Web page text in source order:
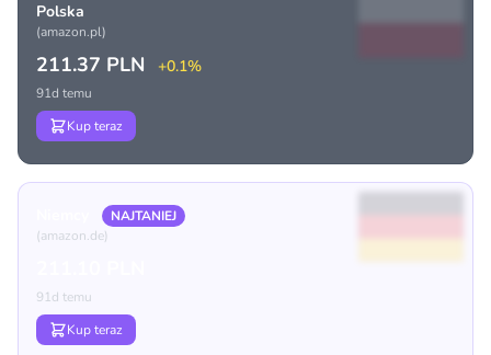
Polska
(amazon.pl)
211.37 PLN +0.1%
91d temu
Kup teraz
NAJTANIEJ
(amazon.de)
91d temu
Kup teraz